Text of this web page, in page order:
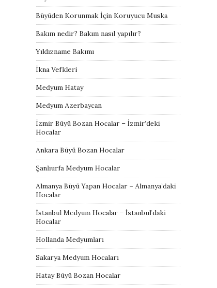
Büyüden Korunmak İçin Koruyucu Muska
Bakım nedir? Bakım nasıl yapılır?
Yıldızname Bakımı
İkna Vefkleri
Medyum Hatay
Medyum Azerbaycan
İzmir Büyü Bozan Hocalar – İzmir’deki
Hocalar
Ankara Büyü Bozan Hocalar
Şanlıurfa Medyum Hocalar
Almanya Büyü Yapan Hocalar – Almanya’daki
Hocalar
İstanbul Medyum Hocalar – İstanbul’daki
Hocalar
Hollanda Medyumları
Sakarya Medyum Hocaları
Hatay Büyü Bozan Hocalar